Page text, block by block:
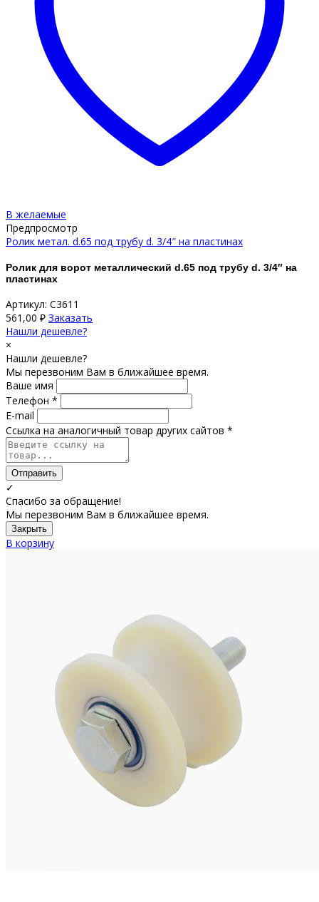
В желаемые
Предпросмотр
Ролик метал. d.65 под трубу d. 3/4″ на пластинах
Ролик для ворот металлический d.65 под трубу d. 3/4″ на
пластинах
Артикул: С3611
561,00 ₽ Заказать
Нашли дешевле?
×
Нашли дешевле?
Мы перезвоним Вам в ближайшее время.
Ваше имя
Телефон *
E-mail
Ссылка на аналогичный товар других сайтов *
Отправить
✓
Спасибо за обращение!
Мы перезвоним Вам в ближайшее время.
Закрыть
В корзину